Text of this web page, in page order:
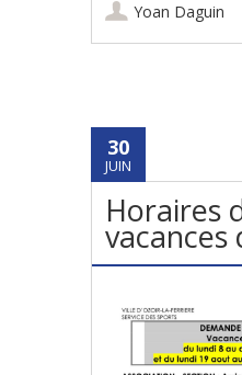
Yoan Daguin
30
JUIN
Horaires
vacances